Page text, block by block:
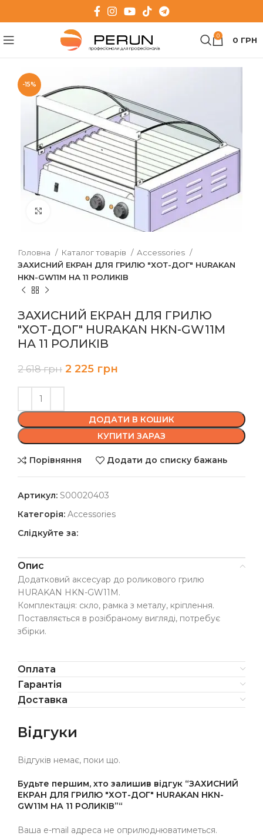
0 0 ГРН
-15%
Клацніть, щоб збільшити
Головна Каталог товарів
Accessories
ЗАХИСНИЙ ЕКРАН ДЛЯ ГРИЛЮ "ХОТ-ДОГ" HURAKAN
HKN-GW11M НА 11 РОЛИКІВ
ЗАХИСНИЙ ЕКРАН ДЛЯ ГРИЛЮ
"ХОТ-ДОГ" HURAKAN HKN-GW11M
НА 11 РОЛИКІВ
2 618грн 2 225 грн
ДОДАТИ В КОШИК
КУПИТИ ЗАРАЗ
Порівняння Додати до списку бажань
Артикул: S00020403
Категорія: Accessories
Слідкуйте за:
Опис
Додатковий аксесуар до роликового грилю
HURAKAN HKN-GW11M.
Комплектація: скло, рамка з металу, кріплення.
Поставляється в розібраному вигляді, потребує
збірки.
Оплата
Гарантія
Доставка
Відгуки
Відгуків немає, поки що.
Будьте першим, хто залишив відгук “ЗАХИСНИЙ
ЕКРАН ДЛЯ ГРИЛЮ "ХОТ-ДОГ" HURAKAN HKN-
GW11M НА 11 РОЛИКІВ”“
Ваша e-mail адреса не оприлюднюватиметься.